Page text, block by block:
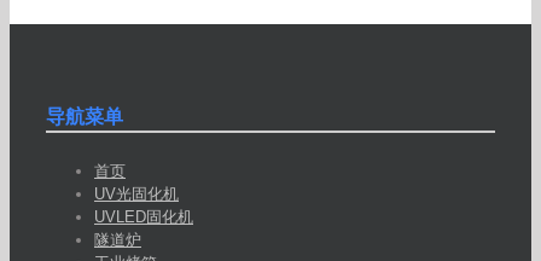
导航菜单
首页
UV光固化机
UVLED固化机
隧道炉